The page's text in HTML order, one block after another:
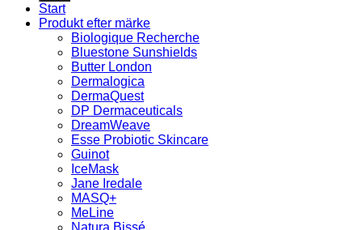
Start
Produkt efter märke
Biologique Recherche
Bluestone Sunshields
Butter London
Dermalogica
DermaQuest
DP Dermaceuticals
DreamWeave
Esse Probiotic Skincare
Guinot
IceMask
Jane Iredale
MASQ+
MeLine
Natura Bissé